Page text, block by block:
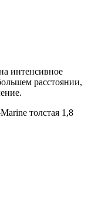
интенсивное
расстоянии,
толстая 1,8